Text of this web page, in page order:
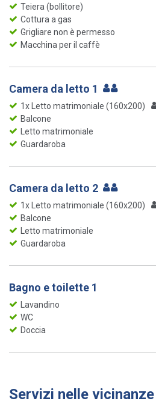
Teiera (bollitore)
Cottura a gas
Grigliare non è permesso
Macchina per il caffè
Camera da letto 1
1x Letto matrimoniale (160x200)
Balcone
Letto matrimoniale
Guardaroba
Camera da letto 2
1x Letto matrimoniale (160x200)
Balcone
Letto matrimoniale
Guardaroba
Bagno e toilette 1
Lavandino
WC
Doccia
Servizi nelle vicinanze